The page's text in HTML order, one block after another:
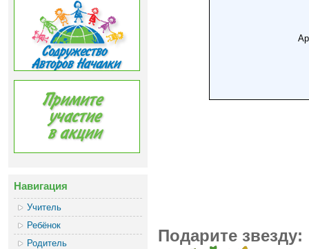
Навигация
Учитель
Ребёнок
Родитель
Подарите звезду: